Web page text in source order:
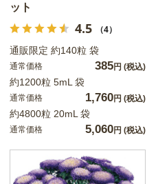
ット
4.5 （4）
通販限定 約140粒 袋
通常価格 385円 (税込)
約1200粒 5mL 袋
通常価格 1,760円 (税込)
約4800粒 20mL 袋
通常価格 5,060円 (税込)